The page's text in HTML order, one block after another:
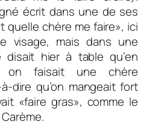
écrit dans une de ses
quelle chère me faire», ici
visage, mais dans une
disait hier à table qu’en
on faisait une chère
à-dire qu’on mangeait fort
«faire gras», comme le